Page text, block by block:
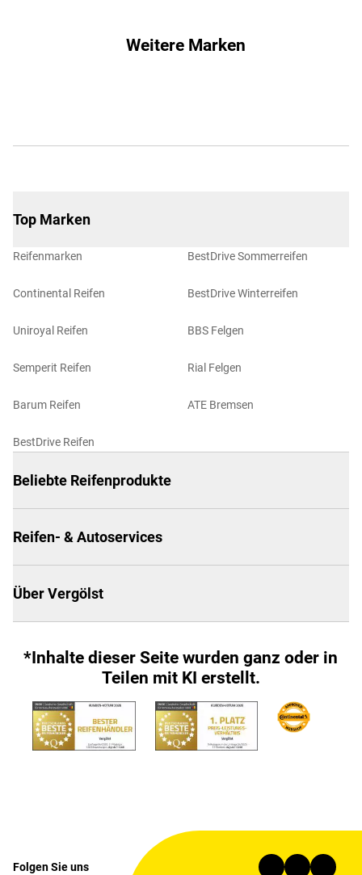
Weitere Marken
Top Marken
Reifenmarken
Continental Reifen
Uniroyal Reifen
Semperit Reifen
Barum Reifen
BestDrive Reifen
BestDrive Sommerreifen
BestDrive Winterreifen
BBS Felgen
Rial Felgen
ATE Bremsen
Beliebte Reifenprodukte
Reifen- & Autoservices
Über Vergölst
*Inhalte dieser Seite wurden ganz oder in
Teilen mit KI erstellt.
Folgen Sie uns